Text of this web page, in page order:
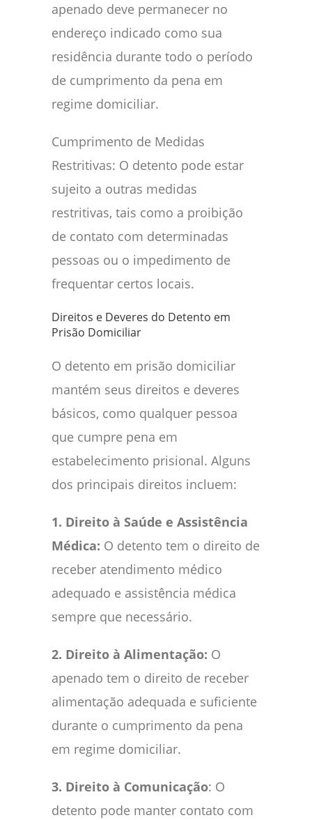
apenado deve permanecer no
endereço indicado como sua
residência durante todo o período
de cumprimento da pena em
regime domiciliar.
Cumprimento de Medidas
Restritivas: O detento pode estar
sujeito a outras medidas
restritivas, tais como a proibição
de contato com determinadas
pessoas ou o impedimento de
frequentar certos locais.
Direitos e Deveres do Detento em
Prisão Domiciliar
O detento em prisão domiciliar
mantém seus direitos e deveres
básicos, como qualquer pessoa
que cumpre pena em
estabelecimento prisional. Alguns
dos principais direitos incluem:
1. Direito à Saúde e Assistência
Médica: O detento tem o direito de
receber atendimento médico
adequado e assistência médica
sempre que necessário.
2. Direito à Alimentação: O
apenado tem o direito de receber
alimentação adequada e suficiente
durante o cumprimento da pena
em regime domiciliar.
3. Direito à Comunicação: O
detento pode manter contato com